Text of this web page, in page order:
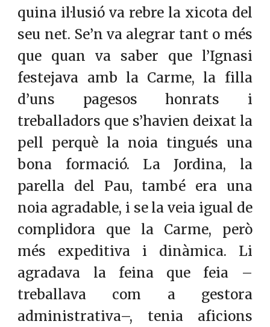
quina il·lusió va rebre la xicota del
seu net. Se’n va alegrar tant o més
que quan va saber que l’Ignasi
festejava amb la Carme, la filla
d’uns pagesos honrats i
treballadors que s’havien deixat la
pell perquè la noia tingués una
bona formació. La Jordina, la
parella del Pau, també era una
noia agradable, i se la veia igual de
complidora que la Carme, però
més expeditiva i dinàmica. Li
agradava la feina que feia –
treballava com a gestora
administrativa–, tenia aficions